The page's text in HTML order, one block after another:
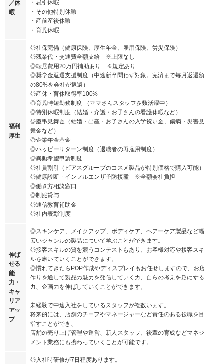
／休
暇
・忌引休暇
・その他特別休暇
・産前産後休暇
・育児休暇
福利
厚生
◎社保完備（健康保険、厚生年金、雇用保険、労災保険）
◎残業代・交通費全額支給 ※上限なし
◎転居費用20万円補助あり ※規定あり
◎奨学金返還支援制度（中途新卒問わず対象。完済まで毎月返還額
の80%を会社が返還）
◎産休・育休取得率100%
◎育児時短勤務制度 （ママさんスタッフ多数活躍中）
◎特別休暇制度（結婚・介護・お子さんの看護休暇など）
◎慶弔見舞金（結婚・出産・お子さんの入学祝い金、傷病・災害見
舞金など）
◎企業年金基金
◎ハッピーリターン制度（退職者の再雇用制度）
◎異動希望申請制度
◎社員割引（ピアスグループのコスメ製品が特別価格で購入可能）
◎健康診断・インフルエンザ予防接種 ※全額会社負担
◎働き方相談窓口
◎制服貸与
◎通信教育補助金
◎社内表彰制度
伸ば
せる
能
力・
キャ
リア
アッ
プ
◎スキンケア、メイクアップ、ボディケア、ヘアーケア製品など幅
広いジャンルの製品について学ぶことができます。
◎接客スキルの質を競うコンテストもあり、お客様対応や接客スキ
ルを磨いていくことができます。
◎慣れてきたらPOP作成やディスプレイもお任せしますので、お店
作りを通して製品の魅力を発信していく力、自らの考えを形にする
力、企画力を伸ばしていくことができます。
未経験で中途入社をしているスタッフが複数います。
将来的には、店舗のチーフやマネージャーなど責任のある役職を目
指すことができ、
店舗の売り上げ管理や運営、新人スタッフ、後輩の育成などマネジ
メント業務にも携わっていくことが可能です。
◎入社時研修が7日程度あります。